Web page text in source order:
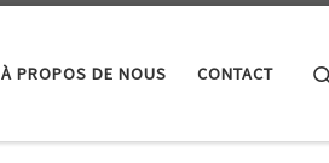
À PROPOS DE NOUS CONTACT